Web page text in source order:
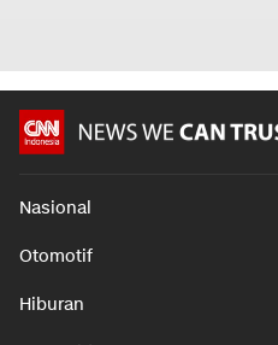
Nasional
Otomotif
Hiburan